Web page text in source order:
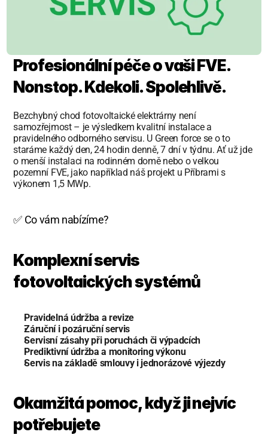
Profesionální péče o vaši FVE.
Nonstop. Kdekoli. Spolehlivě.
Bezchybný chod fotovoltaické elektrárny není
samozřejmost – je výsledkem kvalitní instalace a
pravidelného odborného servisu. U Green force se o to
staráme každý den, 24 hodin denně, 7 dní v týdnu. Ať už jde
o menší instalaci na rodinném domě nebo o velkou
pozemní FVE, jako například náš projekt u Příbrami s
výkonem 1,5 MWp.
✅ Co vám nabízíme?
Komplexní servis
fotovoltaických systémů
Pravidelná údržba a revize
Záruční i pozáruční servis
Servisní zásahy při poruchách či výpadcích
Prediktivní údržba a monitoring výkonu
Servis na základě smlouvy i jednorázové výjezdy
Okamžitá pomoc, když ji nejvíc
potřebujete